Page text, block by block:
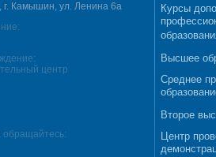
г. Камышин, ул. Ленина 6а
центр
обращайтесь:
Курсы
Высшее
Среднее
Второе
Центр